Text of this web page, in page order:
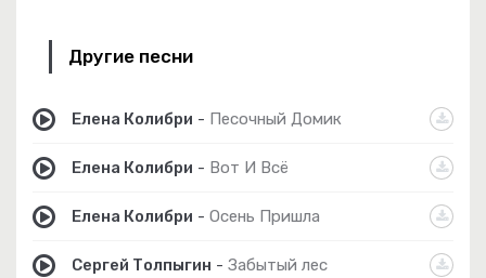
Другие песни
Елена Колибри - Песочный Домик
Елена Колибри - Вот И Всё
Елена Колибри - Осень Пришла
Сергей Толпыгин - Забытый лес